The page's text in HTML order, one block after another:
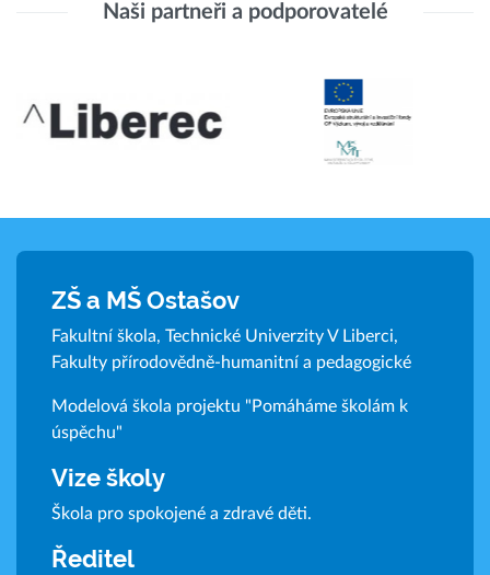
Naši partneři a podporovatelé
ZŠ a MŠ Ostašov
Fakultní škola, Technické Univerzity V Liberci,
Fakulty přírodovědně-humanitní a pedagogické
Modelová škola projektu "Pomáháme školám k
úspěchu"
Vize školy
Škola pro spokojené a zdravé děti.
Ředitel